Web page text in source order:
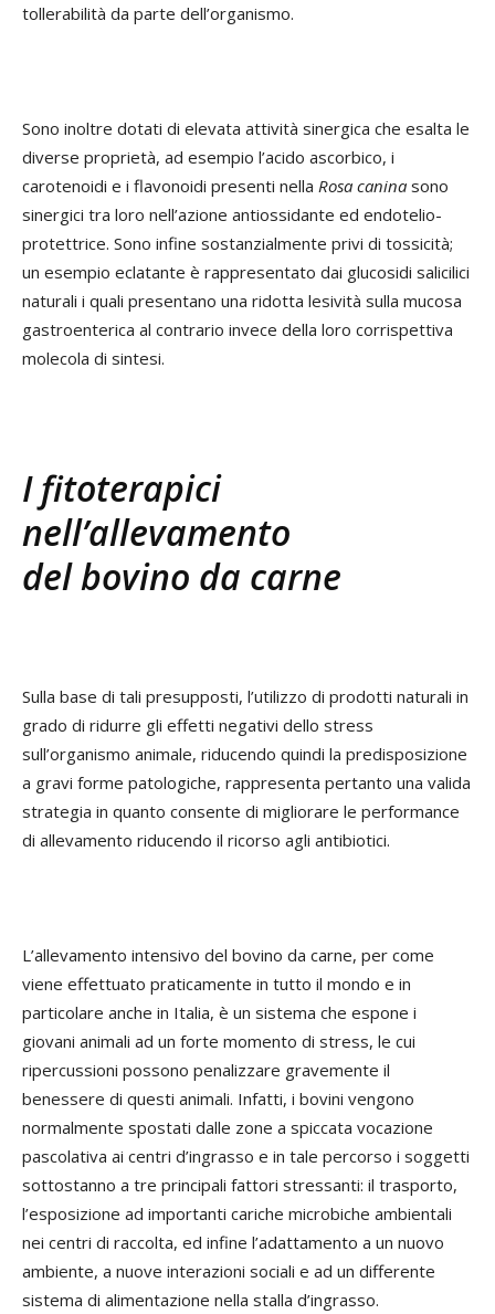
tollerabilità da parte dell’organismo.
Sono inoltre dotati di elevata attività sinergica che esalta le
diverse proprietà, ad esempio l’acido ascorbico, i
carotenoidi e i flavonoidi presenti nella Rosa canina sono
sinergici tra loro nell’azione antiossidante ed endotelio-
protettrice. Sono infine sostanzialmente privi di tossicità;
un esempio eclatante è rappresentato dai glucosidi salicilici
naturali i quali presentano una ridotta lesività sulla mucosa
gastroenterica al contrario invece della loro corrispettiva
molecola di sintesi.
I fitoterapici
nell’allevamento
del bovino da carne
Sulla base di tali presupposti, l’utilizzo di prodotti naturali in
grado di ridurre gli effetti negativi dello stress
sull’organismo animale, riducendo quindi la predisposizione
a gravi forme patologiche, rappresenta pertanto una valida
strategia in quanto consente di migliorare le performance
di allevamento riducendo il ricorso agli antibiotici.
L’allevamento intensivo del bovino da carne, per come
viene effettuato praticamente in tutto il mondo e in
particolare anche in Italia, è un sistema che espone i
giovani animali ad un forte momento di stress, le cui
ripercussioni possono penalizzare gravemente il
benessere di questi animali. Infatti, i bovini vengono
normalmente spostati dalle zone a spiccata vocazione
pascolativa ai centri d’ingrasso e in tale percorso i soggetti
sottostanno a tre principali fattori stressanti: il trasporto,
l’esposizione ad importanti cariche microbiche ambientali
nei centri di raccolta, ed infine l’adattamento a un nuovo
ambiente, a nuove interazioni sociali e ad un differente
sistema di alimentazione nella stalla d’ingrasso.